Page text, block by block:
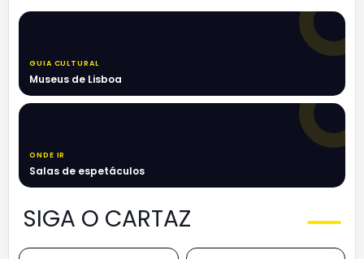
GUIA CULTURAL
Museus de Lisboa
ONDE IR
Salas de espetáculos
SIGA O CARTAZ